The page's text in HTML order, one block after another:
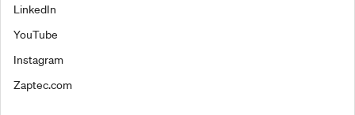
LinkedIn
YouTube
Instagram
Zaptec.com